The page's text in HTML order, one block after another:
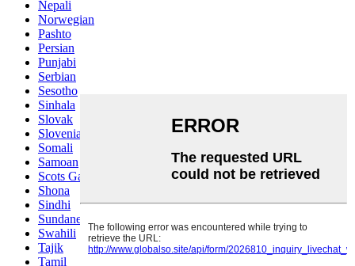
Nepali
Norwegian
Pashto
Persian
Punjabi
Serbian
Sesotho
Sinhala
Slovak
Slovenian
Somali
Samoan
Scots Gaelic
Shona
Sindhi
Sundanese
Swahili
Tajik
Tamil